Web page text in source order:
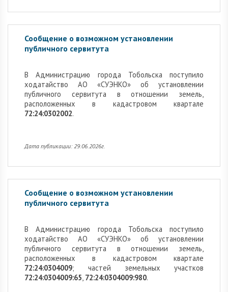
Сообщение о возможном установлении
публичного сервитута
В Администрацию города Тобольска поступило
ходатайство АО «СУЭНКО» об установлении
публичного сервитута в отношении земель,
расположенных в кадастровом квартале
72:24:0302002.
Дата публикации: 29.06.2026г.
Сообщение о возможном установлении
публичного сервитута
В Администрацию города Тобольска поступило
ходатайство АО «СУЭНКО» об установлении
публичного сервитута в отношении земель,
расположенных в кадастровом квартале
72:24:0304009; частей земельных участков
72:24:0304009:65, 72:24:0304009:980.